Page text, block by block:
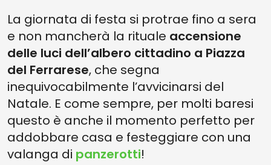
La giornata di festa si protrae fino a sera
e non mancherà la rituale accensione
delle luci dell’albero cittadino a Piazza
del Ferrarese, che segna
inequivocabilmente l’avvicinarsi del
Natale. E come sempre, per molti baresi
questo è anche il momento perfetto per
addobbare casa e festeggiare con una
valanga di panzerotti!